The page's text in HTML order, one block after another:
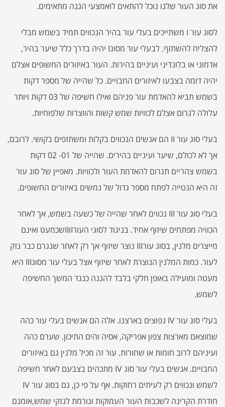
את סוג העור שלנו נוכל להתאים לואמצעי הגנה מתאימים.
לסוג עור I משתייכים בעלי עור בהיר הנכווים תמיד בשמש מבלי
להצליח להשתזף. לבעלי עור מסוגI יהיה בדרך כלל שיער בהיר,
אדמוני או בלונדיני ועיניים בהירות. העור באיזורים החשופים אצלם
יהיה דומה בצבעו לאיזורים החבויים. כל שהייה של מספר דקות
בשמש תביא להאדמת עור פניהם ואילו חשיפה של 03 דקות ויותר
עלולה לגרום אצלם לכוויות שמש קשות והווצרות שלפוחיות.
בעלי סוג עור II הם אנשים הנכווים בקלות ומשתזפים בקושי. לרובם,
אך לא לכולם, שיער ועיניים בהירים. שהייה של 01- 02 דקות
בשמש צהריים תגרום להאדמת העור ולכוויות. מאפיין של סוג עור
זה היא הנטייה לפתח מספר גדול של נמשים באיזורים החשופים.
בעלי סוג עור III נכווים לאחר שהייה של כשעה בשמש, אך לאחר
הכוויה מפתחים שיזוף אחיד. בניגוד לסוגי העורIוIIשכמעט ואינם
מייצרים מלנין, בסוג עורIII נוצר שיזוף אך רק לאחר שנגרם כבר נזק
לעור. כמות המלנין הנוצרת לאחר שיזוף אצל בעלי עור מסוגIII היא
מעטה ומועילה באופן חלקי בלבד להגנה כנגד המשך החשיפה
לשמש.
בעלי סוג עור IV נפוצים בארצנו. אלה הם אנשים בעלי עור כהה
שמוצאם מארצות צפון אפריקה, אסיה והים התיכון. שערם כהה
ועיניהם לרוב חומות או שחורות. עור זה מכיל מלנין גם באיזורים
החבויים. אנשים בעלי עור סוג IV מתכהים בצבעם לאחר חשיפה
לשמש ונכווים רק לעיתים רחוקות. אף על פי כן, גם בסוג עור IV
חודרת הקרינה לשכבות העור העמוקות וגורמת לנזקי שמש,אומנם